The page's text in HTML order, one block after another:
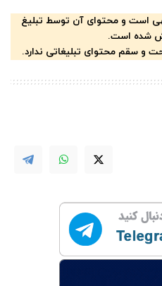
است و محتوای آن توسط تبلیغ
شده است.
و سقم محتوای تبلیغاتی ندارد.